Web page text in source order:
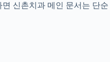
신촌치과 메인 문서는 단